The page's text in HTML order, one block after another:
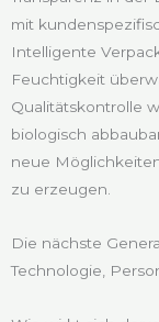
mit
Intelligente
Feuchtigkeit
Qualitätskontrolle
biologisch
neue
zu erzeugen.
Die nächste
Technologie,